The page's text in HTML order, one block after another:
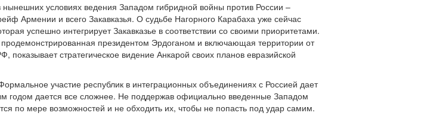
условиях ведения Западом гибридной войны против России –
Армении и всего Закавказья. О судьбе Нагорного Карабаха уже сейчас
успешно интегрирует Закавказье в соответствии со своими приоритетами.
президентом Эрдоганом и включающая территории от
показывает стратегическое видение Анкарой своих планов евразийской
участие республик в интеграционных объединениях с Россией дает
годом дается все сложнее. Не поддержав официально введенные Западом
по мере возможностей и не обходить их, чтобы не попасть под удар самим.